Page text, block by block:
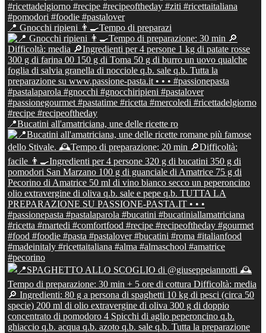
📍 Gnocchi ripieni 👨‍🍳Tempo di preparazi
📍Bucatini all'amatriciana, une delle ricette ro